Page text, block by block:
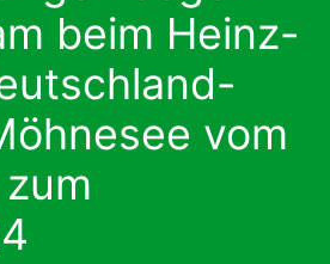
beim Heinz-
vom